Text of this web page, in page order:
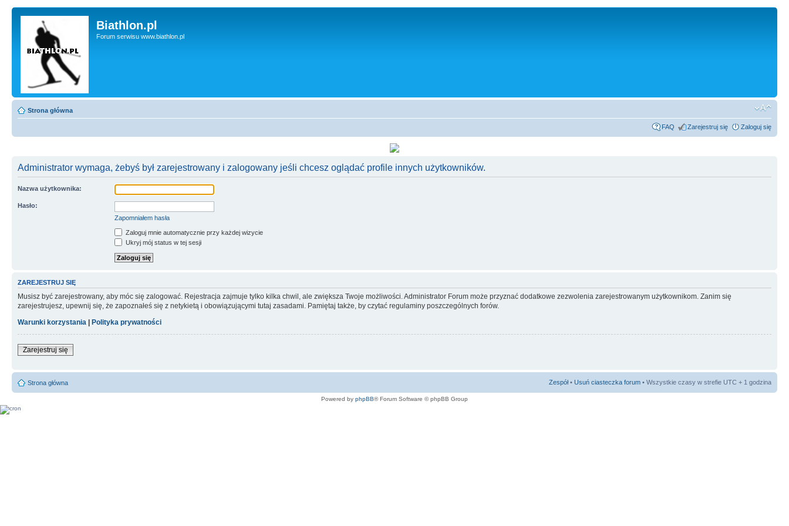
Biathlon.pl
Forum serwisu www.biathlon.pl
Strona główna
FAQ Zarejestruj się Zaloguj się
Administrator wymaga, żebyś był zarejestrowany i zalogowany jeśli chcesz oglądać profile innych użytkowników.
Nazwa użytkownika:
Hasło:
Zapomniałem hasła
Zaloguj mnie automatycznie przy każdej wizycie
Ukryj mój status w tej sesji
ZAREJESTRUJ SIĘ
Musisz być zarejestrowany, aby móc się zalogować. Rejestracja zajmuje tylko kilka chwil, ale zwiększa Twoje możliwości. Administrator Forum może przyznać dodatkowe zezwolenia zarejestrowanym użytkownikom. Zanim się
zarejestrujesz, upewnij się, że zapoznałeś się z netykietą i obowiązującymi tutaj zasadami. Pamiętaj także, by czytać regulaminy poszczególnych forów.
Warunki korzystania | Polityka prywatności
Zarejestruj się
Strona główna Zespół• Usuń ciasteczka forum • Wszystkie czasy w strefie UTC + 1 godzina
Powered by phpBB® Forum Software © phpBB Group